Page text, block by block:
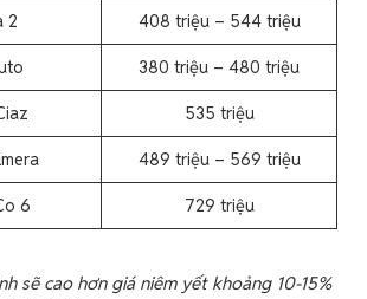
2 408 triệu – 544 triệu
380 triệu – 480 triệu
535 triệu
489 triệu – 569 triệu
6 729 triệu
sẽ cao hơn giá niêm yết khoảng 10-15%